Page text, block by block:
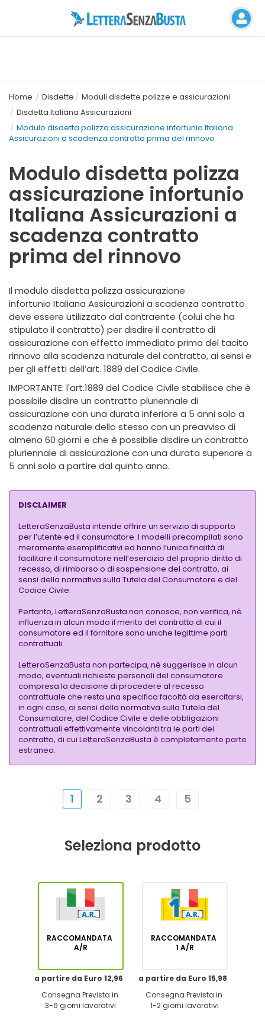
Home Disdette
Moduli disdette polizze e assicurazioni
Disdetta Italiana Assicurazioni
Modulo disdetta polizza assicurazione infortunio Italiana
Assicurazioni a scadenza contratto prima del rinnovo
Modulo disdetta polizza
assicurazione infortunio
Italiana Assicurazioni a
scadenza contratto
prima del rinnovo
Il modulo disdetta polizza assicurazione
infortunio Italiana Assicurazioni a scadenza contratto
deve essere utilizzato dal contraente (colui che ha
stipulato il contratto) per disdire il contratto di
assicurazione con effetto immediato prima del tacito
rinnovo alla scadenza naturale del contratto, ai sensi e
per gli effetti dell’art. 1889 del Codice Civile.
IMPORTANTE: l'art.1889 del Codice Civile stabilisce che è
possibile disdire un contratto pluriennale di
assicurazione con una durata inferiore a 5 anni solo a
scadenza naturale dello stesso con un preavviso di
almeno 60 giorni e che è possibile disdire un contratto
pluriennale di assicurazione con una durata superiore a
5 anni solo a partire dal quinto anno.
DISCLAIMER
LetteraSenzaBusta intende offrire un servizio di supporto
per l’utente ed il consumatore. I modelli precompilati sono
meramente esemplificativi ed hanno l’unica finalità di
facilitare il consumatore nell’esercizio del proprio diritto di
recesso, di rimborso o di sospensione del contratto, ai
sensi della normativa sulla Tutela del Consumatore e del
Codice Civile.
Pertanto, LetteraSenzaBusta non conosce, non verifica, nè
influenza in alcun modo il merito del contratto di cui il
consumatore ed il fornitore sono uniche legittime parti
contrattuali.
LetteraSenzaBusta non partecipa, nè suggerisce in alcun
modo, eventuali richieste personali del consumatore
compresa la decisione di procedere al recesso
contrattuale che resta una specifica facoltà da esercitarsi,
in ogni caso, ai sensi della normativa sulla Tutela del
Consumatore, del Codice Civile e delle obbligazioni
contrattuali effettivamente vincolanti tra le parti del
contratto, di cui LetteraSenzaBusta è completamente parte
estranea.
1 2 3 4 5
Seleziona prodotto
RACCOMANDATA
A/R
a partire da Euro 12,96
Consegna Prevista in
3-6 giorni lavorativi
RACCOMANDATA
1 A/R
a partire da Euro 15,98
Consegna Prevista in
1-2 giorni lavorativi